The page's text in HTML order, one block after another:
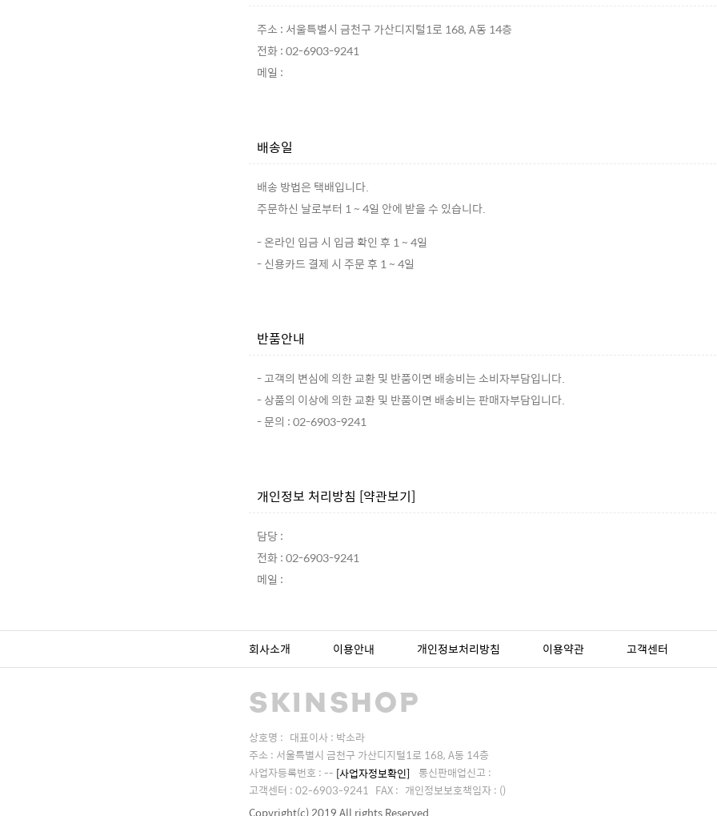
주소 : 서울특별시 금천구 가산디지털1로 168, A동 14층
전화 : 02-6903-9241
메일 :
배송일
배송 방법은 택배입니다.
주문하신 날로부터 1 ~ 4일 안에 받을 수 있습니다.
- 온라인 입금 시 입금 확인 후 1 ~ 4일
- 신용카드 결제 시 주문 후 1 ~ 4일
반품안내
- 고객의 변심에 의한 교환 및 반품이면 배송비는 소비자부담입니다.
- 상품의 이상에 의한 교환 및 반품이면 배송비는 판매자부담입니다.
- 문의 : 02-6903-9241
개인정보 처리방침 [약관보기]
담당 :
전화 : 02-6903-9241
메일 :
회사소개 이용안내 개인정보처리방침 이용약관 고객센터
상호명 : 대표이사 : 박소라
주소 : 서울특별시 금천구 가산디지털1로 168, A동 14층
사업자등록번호 : -- [사업자정보확인] 통신판매업신고 :
고객센터 : 02-6903-9241 FAX : 개인정보보호책임자 : ()
Copyright(c) 2019 All rights Reserved